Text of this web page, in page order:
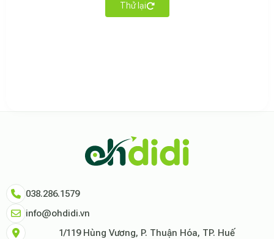
Thử lại
"Tại Ohdidi, chúng tôi không chỉ cung cấp chỗ ở, chúng tôi cung
Tham khảo thêm tại:Ohdidi Facebook Official
038.286.1579
info@ohdidi.vn
1/119 Hùng Vương, P. Thuận Hóa, TP. Huế